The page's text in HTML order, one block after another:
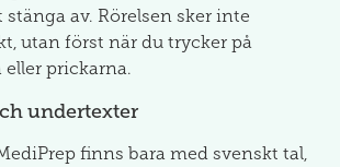
av. Rörelsen sker inte
utan först när du trycker på
prickarna.
undertexter
finns bara med svenskt tal,